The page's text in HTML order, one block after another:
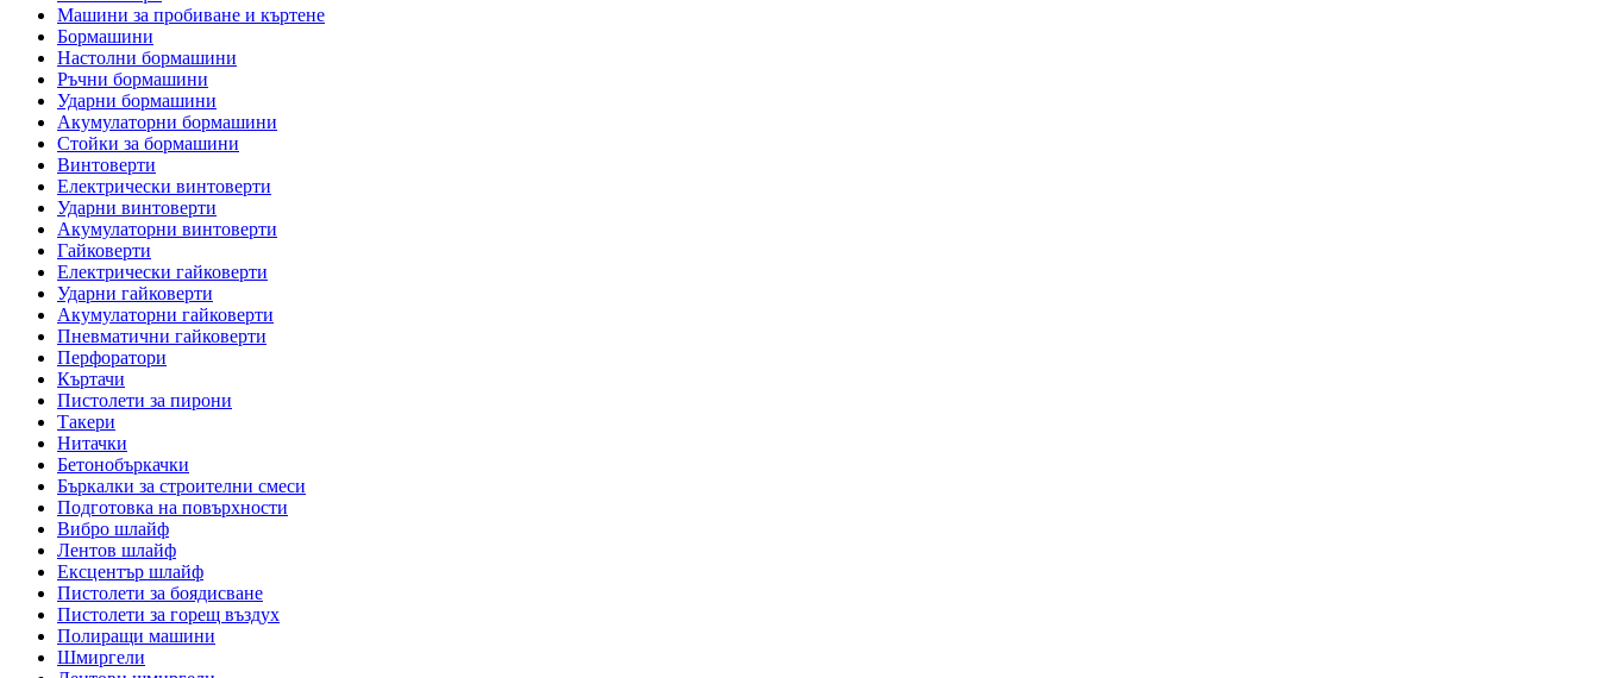
Машини за пробиване и къртене
Бормашини
Настолни бормашини
Ръчни бормашини
Ударни бормашини
Акумулаторни бормашини
Стойки за бормашини
Винтоверти
Електрически винтоверти
Ударни винтоверти
Акумулаторни винтоверти
Гайковерти
Електрически гайковерти
Ударни гайковерти
Акумулаторни гайковерти
Пневматични гайковерти
Перфоратори
Къртачи
Пистолети за пирони
Такери
Нитачки
Бетонобъркачки
Бъркалки за строителни смеси
Подготовка на повърхности
Вибро шлайф
Лентов шлайф
Ексцентър шлайф
Пистолети за боядисване
Пистолети за горещ въздух
Полиращи машини
Шмиргели